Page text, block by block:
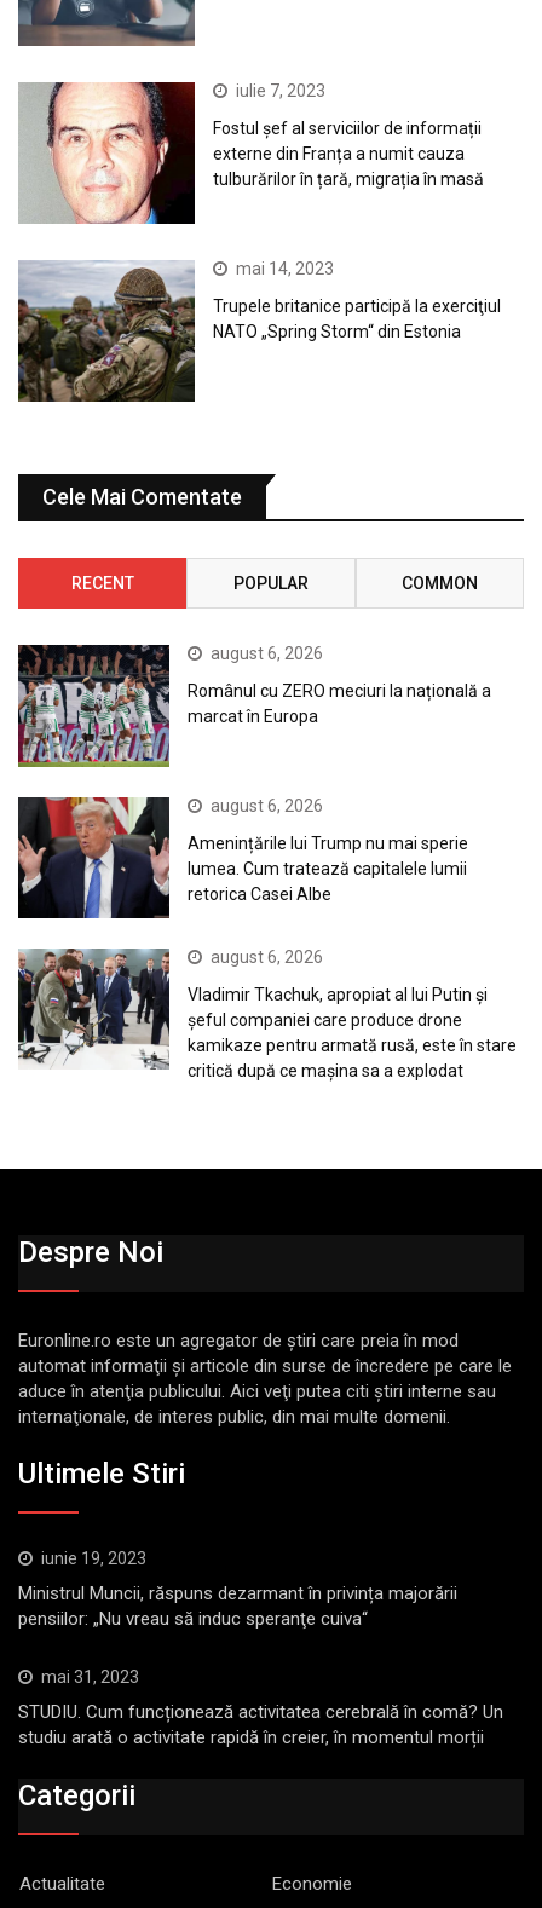
iulie 7, 2023
Fostul șef al serviciilor de informații
externe din Franța a numit cauza
tulburărilor în țară, migrația în masă
mai 14, 2023
Trupele britanice participă la exerciţiul
NATO „Spring Storm“ din Estonia
Cele Mai Comentate
RECENT POPULAR COMMON
august 6, 2026
Românul cu ZERO meciuri la națională a
marcat în Europa
august 6, 2026
Amenințările lui Trump nu mai sperie
lumea. Cum tratează capitalele lumii
retorica Casei Albe
august 6, 2026
Vladimir Tkachuk, apropiat al lui Putin și
șeful companiei care produce drone
kamikaze pentru armată rusă, este în stare
critică după ce mașina sa a explodat
Despre Noi
Euronline.ro este un agregator de ştiri care preia în mod
automat informaţii şi articole din surse de încredere pe care le
aduce în atenţia publicului. Aici veţi putea citi ştiri interne sau
internaţionale, de interes public, din mai multe domenii.
Ultimele Stiri
iunie 19, 2023
Ministrul Muncii, răspuns dezarmant în privința majorării
pensiilor: „Nu vreau să induc speranţe cuiva“
mai 31, 2023
STUDIU. Cum funcționează activitatea cerebrală în comă? Un
studiu arată o activitate rapidă în creier, în momentul morții
Categorii
Actualitate Economie